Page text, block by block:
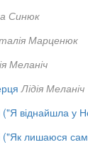
Синюк
Марценюк
Меланіч
Лідія Меланіч
віднайшла у
("Як лишаюся